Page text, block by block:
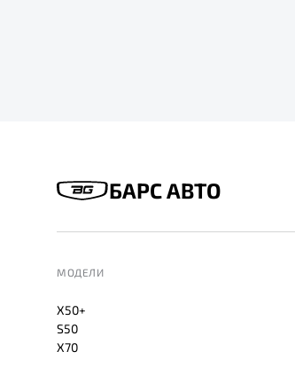
БАРС АВТО
МОДЕЛИ
X50+
S50
X70